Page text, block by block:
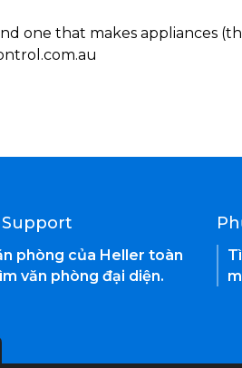
one that makes appliances
phòng của Heller toàn
văn phòng đại diện.